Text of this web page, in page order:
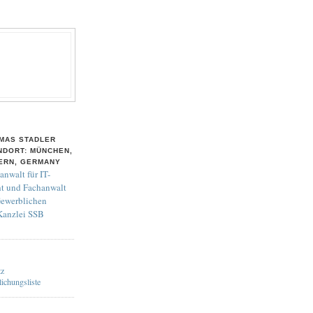
STADLER
MÜNCHEN,
GERMANY
für IT-
und Fachanwalt
SSB